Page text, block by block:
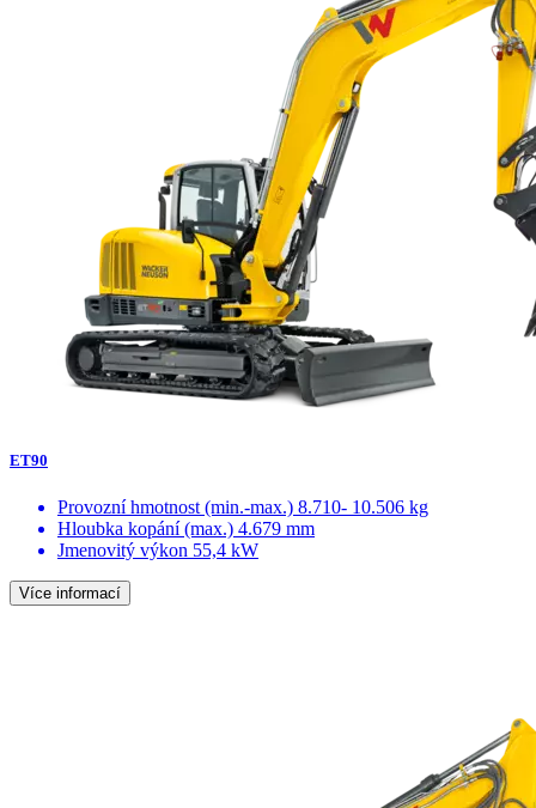
ET90
Provozní hmotnost (min.-max.) 8.710- 10.506 kg
Hloubka kopání (max.) 4.679 mm
Jmenovitý výkon 55,4 kW
Více informací